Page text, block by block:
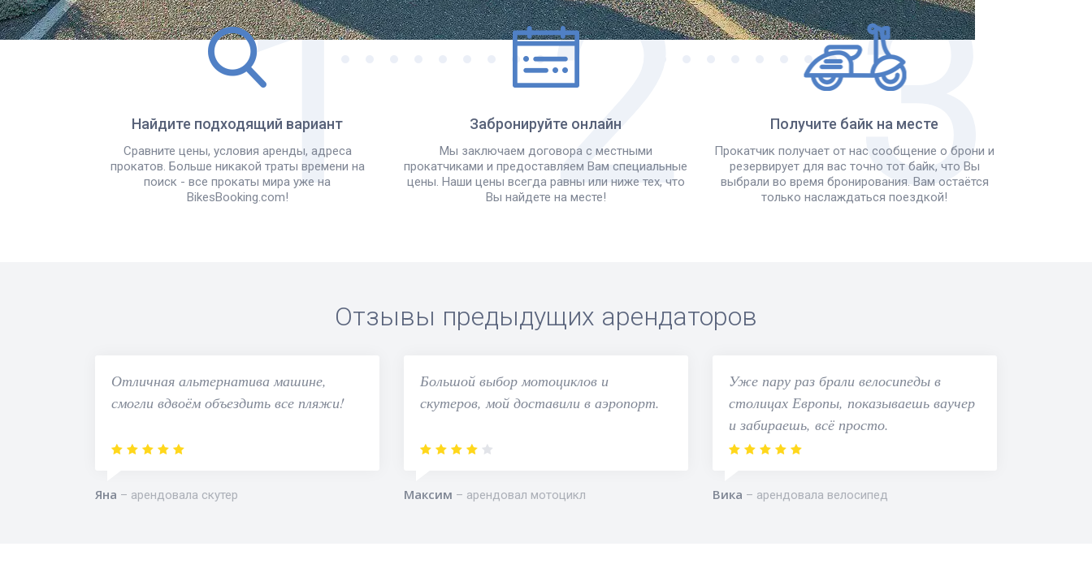
Найдите подходящий вариант
Сравните цены, условия аренды, адреса
прокатов. Больше никакой траты времени на
поиск - все прокаты мира уже на
BikesBooking.com!
Забронируйте онлайн
Мы заключаем договора с местными
прокатчиками и предоставляем Вам специальные
цены. Наши цены всегда равны или ниже тех, что
Вы найдете на месте!
Получите байк на месте
Прокатчик получает от нас сообщение о брони и
резервирует для вас точно тот байк, что Вы
выбрали во время бронирования. Вам остаётся
только наслаждаться поездкой!
Отзывы предыдущих арендаторов
Отличная альтернатива машине,
смогли вдвоём объездить все пляжи!
Яна арендовала скутер
Большой выбор мотоциклов и
скутеров, мой доставили в аэропорт.
Максим арендовал мотоцикл
Уже пару раз брали велосипеды в
столицах Европы, показываешь ваучер
и забираешь, всё просто.
Вика арендовала велосипед